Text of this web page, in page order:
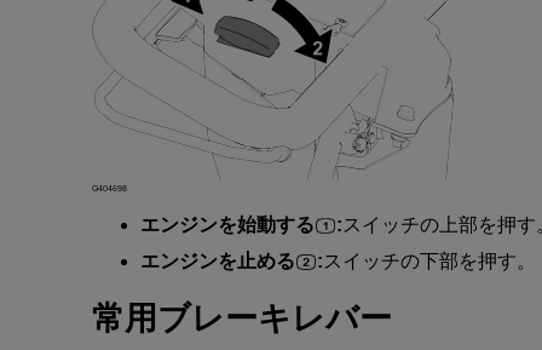
G404698
エンジンを始動する :スイッチの上部を押す
エンジンを 止める :スイッチの下部を押す。
常用 ブレーキレバー